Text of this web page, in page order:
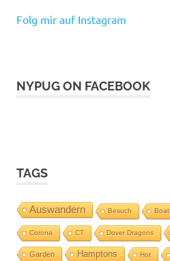
Folg mir auf Instagram
NYPUG ON FACEBOOK
TAGS
Auswandern Besuch Boat
Corona CT Dover Dragons
Garden Hamptons Hot